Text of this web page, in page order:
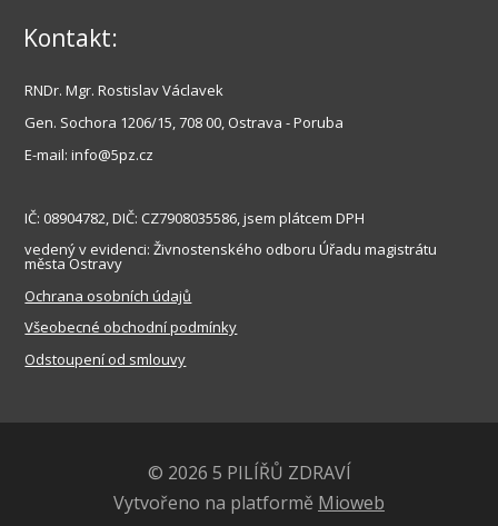
Kontakt:
RNDr. Mgr. Rostislav Václavek
Gen. Sochora 1206/15, 708 00, Ostrava - Poruba
E-mail: info@5pz.cz
IČ: 08904782, DIČ: CZ7908035586, jsem plátcem DPH
vedený v evidenci: Živnostenského odboru Úřadu magistrátu
města Ostravy
Ochrana osobních údajů
Všeobecné obchodní podmínky
Odstoupení od smlouvy
© 2026 5 PILÍŘŮ ZDRAVÍ
Vytvořeno na platformě Mioweb